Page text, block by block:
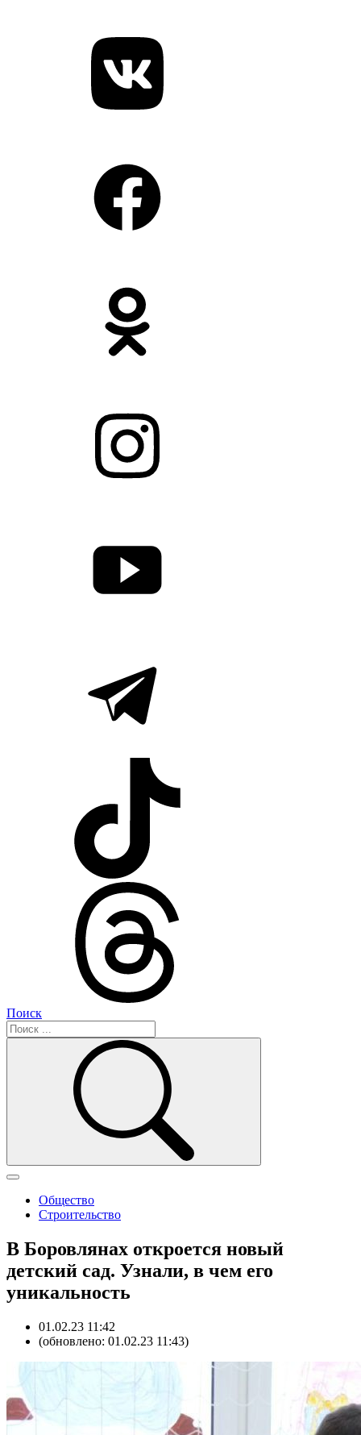
Поиск
Общество
Строительство
В Боровлянах откроется новый
детский сад. Узнали, в чем его
уникальность
01.02.23 11:42
(обновлено: 01.02.23 11:43)